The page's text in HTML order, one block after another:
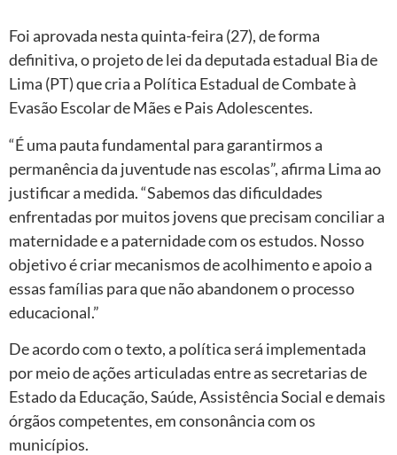
Foi aprovada nesta quinta-feira (27), de forma
definitiva, o projeto de lei da deputada estadual Bia de
Lima (PT) que cria a Política Estadual de Combate à
Evasão Escolar de Mães e Pais Adolescentes.
“É uma pauta fundamental para garantirmos a
permanência da juventude nas escolas”, afirma Lima ao
justificar a medida. “Sabemos das dificuldades
enfrentadas por muitos jovens que precisam conciliar a
maternidade e a paternidade com os estudos. Nosso
objetivo é criar mecanismos de acolhimento e apoio a
essas famílias para que não abandonem o processo
educacional.”
De acordo com o texto, a política será implementada
por meio de ações articuladas entre as secretarias de
Estado da Educação, Saúde, Assistência Social e demais
órgãos competentes, em consonância com os
municípios.